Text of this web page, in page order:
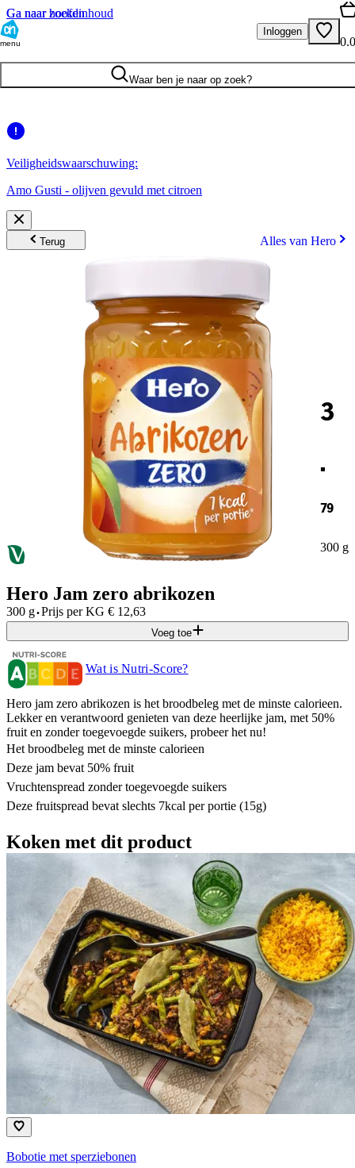
Ga naar hoofdinhoud
Ga naar zoeken
menu
Inloggen
Waar ben je naar op zoek?
Veiligheidswaarschuwing:
Amo Gusti - olijven gevuld met citroen
Terug Alles van Hero
3
.
79
300 g
Hero Jam zero abrikozen
300 g·Prijs per KG € 12,63
Voeg toe
Wat is Nutri-Score?
Hero jam zero abrikozen is het broodbeleg met de minste calorieen.
Lekker en verantwoord genieten van deze heerlijke jam, met 50%
fruit en zonder toegevoegde suikers, probeer het nu!
Het broodbeleg met de minste calorieen
Deze jam bevat 50% fruit
Vruchtenspread zonder toegevoegde suikers
Deze fruitspread bevat slechts 7kcal per portie (15g)
Koken met dit product
Bobotie met sperziebonen